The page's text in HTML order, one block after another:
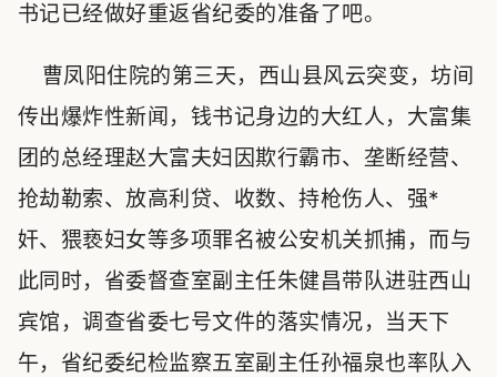
书记已经做好重返省纪委的准备了吧。
曹凤阳住院的第三天，西山县风云突变，坊间
传出爆炸性新闻，钱书记身边的大红人，大富集
团的总经理赵大富夫妇因欺行霸市、垄断经营、
抢劫勒索、放高利贷、收数、持枪伤人、强*
奸、猥亵妇女等多项罪名被公安机关抓捕，而与
此同时，省委督查室副主任朱健昌带队进驻西山
宾馆，调查省委七号文件的落实情况，当天下
午，省纪委纪检监察五室副主任孙福泉也率队入